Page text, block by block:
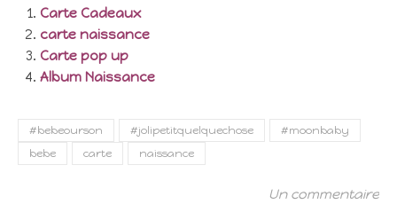
Carte Cadeaux
carte naissance
Carte pop up
Album Naissance
#bebeourson #jolipetitquelquechose
#moonbaby
bebe
carte naissance
Un commentaire